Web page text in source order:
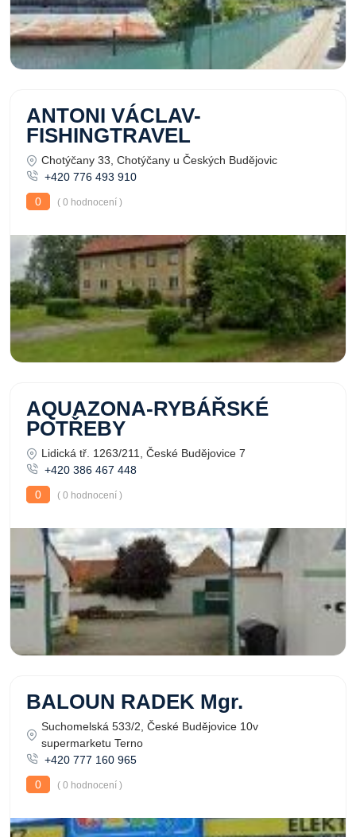
ANTONI VÁCLAV-
FISHINGTRAVEL
Chotýčany 33, Chotýčany u Českých Budějovic
+420 776 493 910
0
( 0 hodnocení )
AQUAZONA-RYBÁŘSKÉ
POTŘEBY
Lidická tř. 1263/211, České Budějovice 7
+420 386 467 448
0
( 0 hodnocení )
BALOUN RADEK Mgr.
Suchomelská 533/2, České Budějovice 10v
supermarketu Terno
+420 777 160 965
0
( 0 hodnocení )